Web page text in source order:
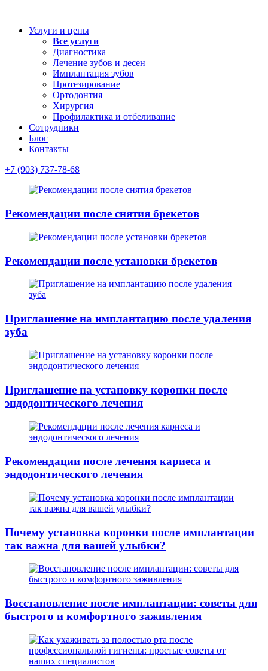
Услуги и цены
Все услуги
Диагностика
Лечение зубов и десен
Имплантация зубов
Протезирование
Ортодонтия
Хирургия
Профилактика и отбеливание
Сотрудники
Блог
Контакты
+7 (903) 737-78-68
Рекомендации после снятия брекетов
Рекомендации после установки брекетов
Приглашение на имплантацию после удаления
зуба
Приглашение на установку коронки после
эндодонтического лечения
Рекомендации после лечения кариеса и
эндодонтического лечения
Почему установка коронки после имплантации
так важна для вашей улыбки?
Восстановление после имплантации: советы для
быстрого и комфортного заживления